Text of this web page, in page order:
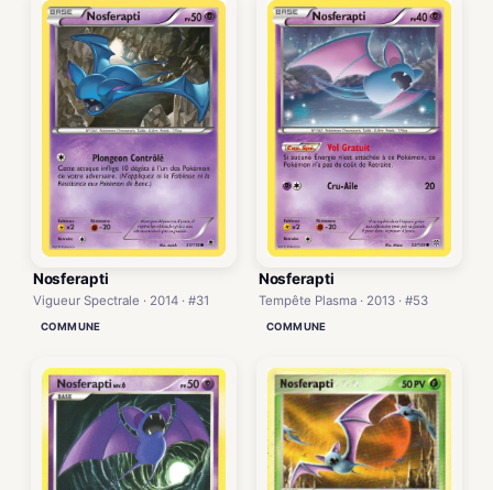
Nosferapti
Vigueur Spectrale · 2014 · #31
COMMUNE
Nosferapti
Tempête Plasma · 2013 · #53
COMMUNE